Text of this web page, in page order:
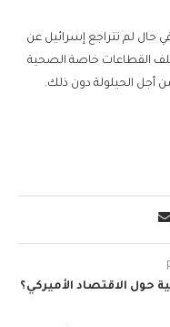
حال لم تتراجع إسرائيل عن
القطاعات خاصة الصحية
أجل الحيلولة دون ذلك.
حول الاقتصاد الأميركي؟